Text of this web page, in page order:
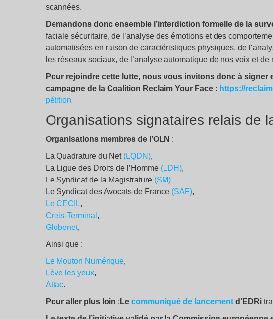
scannées.
Demandons donc ensemble l’interdiction formelle de la
faciale sécuritaire, de l’analyse des émotions et des
automatisées en raison de caractéristiques physiques, de
les réseaux sociaux, de l’analyse automatique de nos voix et
Pour rejoindre cette lutte, nous vous invitons donc à signer
campagne de la Coalition Reclaim Your Face : https://
pétition
Organisations signataires relais de
Organisations membres de l’OLN :
La Quadrature du Net (LQDN),
La Ligue des Droits de l’Homme (LDH),
Le Syndicat de la Magistrature (SM).
Le Syndicat des Avocats de France (SAF),
Le CECIL,
Creis-Terminal ,
Globenet,
Ainsi que :
Le Mouton Numérique,
Lève les yeux,
Attac.
Pour aller plus loin : Le communiqué de lancement d’EDRi